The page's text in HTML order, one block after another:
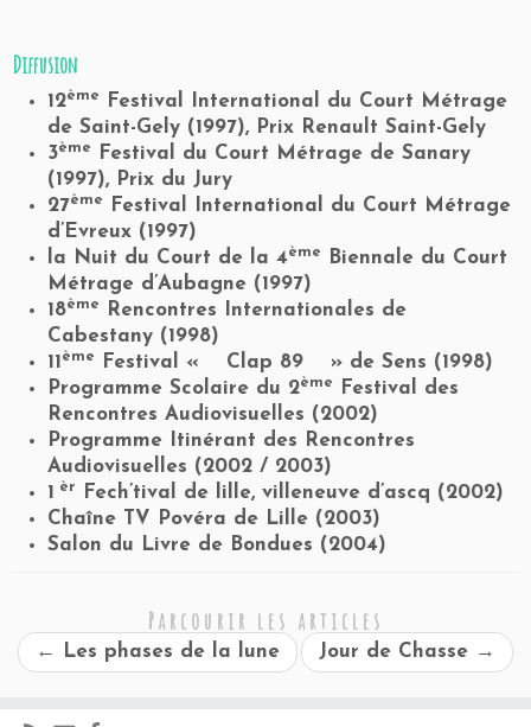
Diffusion
12ème
Festival International du Court Métrage
de Saint-Gely (1997), Prix Renault Saint-Gely
3ème
Festival du Court Métrage de Sanary
(1997), Prix du Jury
27ème
Festival International du Court Métrage
d’Evreux (1997)
la Nuit du Court de la 4ème
Biennale du Court
Métrage d’Aubagne (1997)
18ème
Rencontres Internationales de
Cabestany (1998)
11 ème
Festival « Clap 89 » de Sens (1998)
Programme Scolaire du 2ème
Festival des
Rencontres Audiovisuelles (2002)
Programme Itinérant des Rencontres
Audiovisuelles (2002 / 2003)
1
èr
Fech’tival de lille, villeneuve d’ascq (2002)
Chaîne TV Povéra de Lille (2003)
Salon du Livre de Bondues (2004)
Parcourir les articles
← Les phases de la lune Jour de Chasse →